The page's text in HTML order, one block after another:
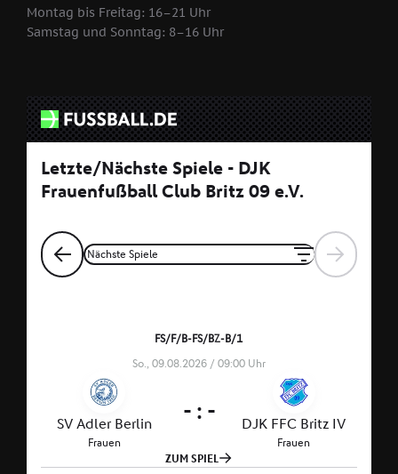
Montag bis Freitag: 16–21 Uhr
Samstag und Sonntag: 8–16 Uhr